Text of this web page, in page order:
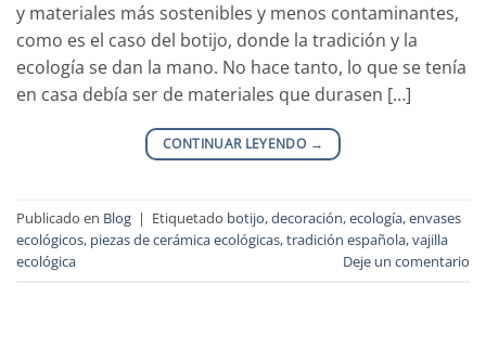
y materiales más sostenibles y menos contaminantes,
como es el caso del botijo, donde la tradición y la
ecología se dan la mano. No hace tanto, lo que se tenía
en casa debía ser de materiales que durasen […]
CONTINUAR LEYENDO →
Publicado en Blog | Etiquetado botijo,decoración,ecología,envases
ecológicos, piezas de cerámica ecológicas,tradición española,vajilla
ecológica
Deje un comentario